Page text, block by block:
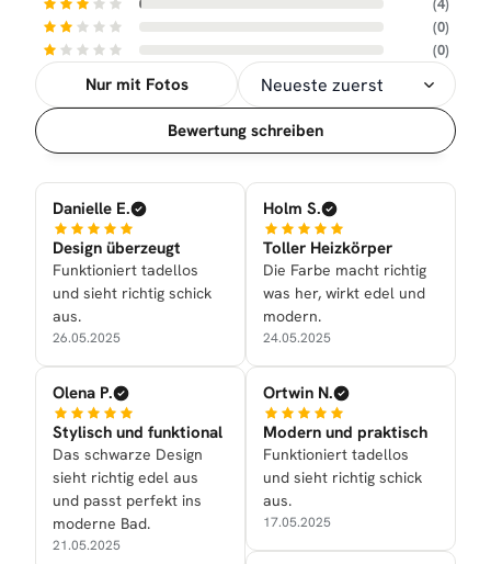
(4)
(0)
(0)
Nur mit Fotos
Sortierung
Bewertung schreiben
Danielle E.
Design überzeugt
Funktioniert tadellos
und sieht richtig schick
aus.
26.05.2025
Olena P.
Stylisch und funktional
Das schwarze Design
sieht richtig edel aus
und passt perfekt ins
moderne Bad.
21.05.2025
Holm S.
Toller Heizkörper
Die Farbe macht richtig
was her, wirkt edel und
modern.
24.05.2025
Ortwin N.
Modern und praktisch
Funktioniert tadellos
und sieht richtig schick
aus.
17.05.2025